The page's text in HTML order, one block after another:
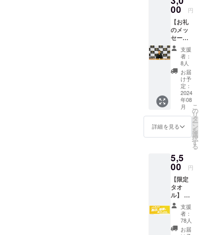
承くだ
さい。
しま
す。 ・
収録時
間：1分
程度 ・
提供方
法：
メール
にURL
を記載
しま
す。
00 円
【お礼
のメッ
セージ
動画】
感謝の
気持ち
を込め
て、籔
内HCか
らのお
礼メッ
セージ
動画を
お送り
しま
す。 ・
間：1分
程度 ・
提供方
法：
メール
にURL
を記載
しま
す。
支援
者：
8人
お届
け予
定：
2024
年08
月
詳細を見る
こ
の
リ
タ
ー
ン
を
選
択
す
る
5,5
00 円
【限定
タオ
ル】 ク
ラウド
ファン
ディン
グ限定
支援
者：
78人
お届